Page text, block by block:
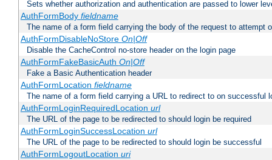
Sets whether authorization and authentication are passed to lower
AuthFormBody fieldname
The name of a form field carrying the body of the request to attempt
AuthFormDisableNoStore On|Off
Disable the CacheControl no-store header on the login page
AuthFormFakeBasicAuth On|Off
Fake a Basic Authentication header
AuthFormLocation fieldname
The name of a form field carrying a URL to redirect to on successful
AuthFormLoginRequiredLocation url
The URL of the page to be redirected to should login be required
AuthFormLoginSuccessLocation url
The URL of the page to be redirected to should login be successful
AuthFormLogoutLocation uri